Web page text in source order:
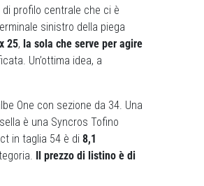
profilo centrale che ci è
sinistro della piega
25, la sola che serve per agire
Un’ottima idea, a
One con sezione da 34. Una
è una Syncros Tofino
in taglia 54 è di 8,1
Il prezzo di listino è di